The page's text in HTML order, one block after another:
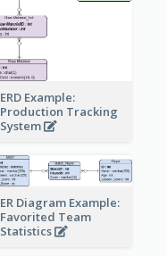
ERD Example:
Production Tracking
System
ER Diagram Example:
Favorited Team
Statistics